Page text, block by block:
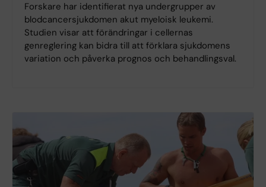
Forskare har identifierat nya undergrupper av
blodcancersjukdomen akut myeloisk leukemi.
Studien visar att förändringar i cellernas
genreglering kan bidra till att förklara sjukdomens
variation och påverka prognos och behandlingsval.